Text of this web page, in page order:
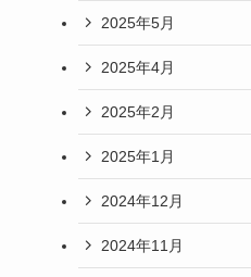
2025年5月
2025年4月
2025年2月
2025年1月
2024年12月
2024年11月